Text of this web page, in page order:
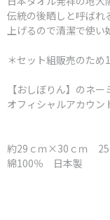
伝統の後晒しと呼ばれ
上げるので清潔で使い
＊セット組販売のため
【おしぼりん】のネ
オフィシャルアカウン
約29ｃｍ×30ｃｍ 25
綿100％ 日本製